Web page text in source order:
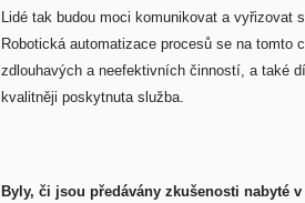
Lidé tak budou moci komunikovat a vyřizovat
Robotická automatizace procesů se na
zdlouhavých a neefektivních činností, a také
kvalitněji poskytnuta služba.
Byly, či jsou předávány zkušenosti nabyté